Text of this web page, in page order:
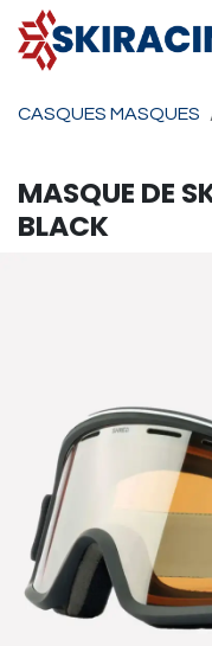
Se rendre au contenu
CASQUES MASQUES
MASQUE DE
BLACK